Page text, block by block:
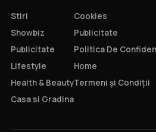
Stiri
Showbiz
Publicitate
Lifestyle
Health & Beauty
Casa si Gradina
Cookies
Publicitate
Politica De
Home
Termeni și Condiții